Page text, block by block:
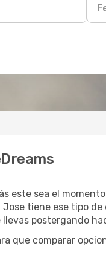
este sea el
tiene ese tipo
postergando
que comparar